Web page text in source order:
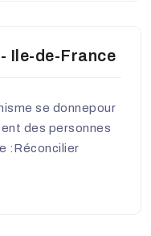
Ile-de-France
se donnepour
des personnes
:Réconcilier